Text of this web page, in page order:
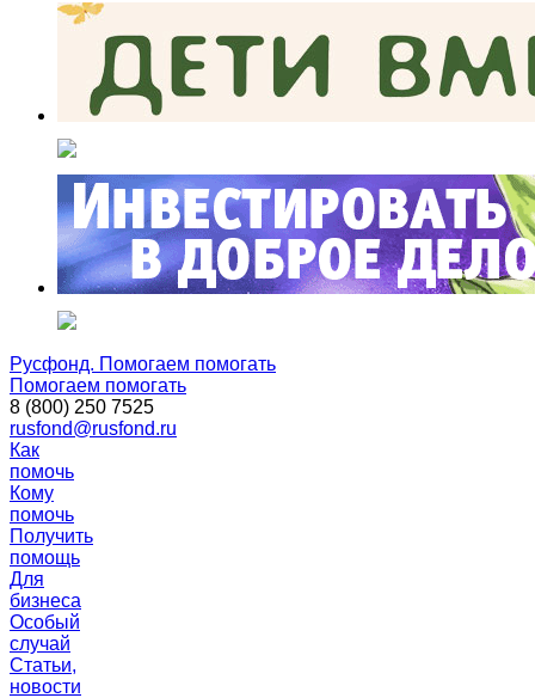
Русфонд. Помогаем помогать
Помогаем помогать
8 (800) 250 7525
rusfond@rusfond.ru
Как
помочь
Кому
помочь
Получить
помощь
Для
бизнеса
Особый
случай
Статьи,
новости